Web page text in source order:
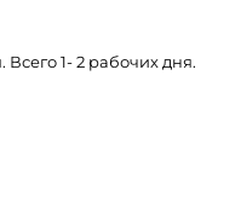
1- 2 рабочих дня.